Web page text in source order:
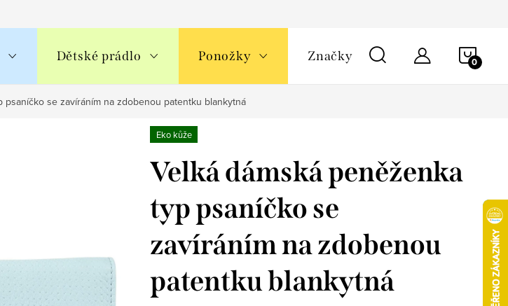
Dětské prádlo Ponožky Značky
psaníčko se zavíráním na zdobenou patentku blankytná
Eko kůže
Velká dámská peněženka
typ psaníčko se
zavíráním na zdobenou
patentku blankytná